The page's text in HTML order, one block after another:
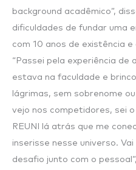
background acadêmico”,
dificuldades de fundar uma
com 10 anos de existência
“Passei pela experiência de
estava na faculdade e
lágrimas, sem sobrenome
vejo nos competidores, sei
REUNI lá atrás que me
inserisse nesse universo.
desafio junto com o